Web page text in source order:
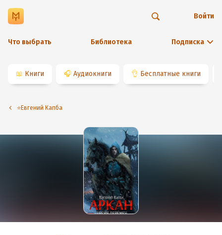
Что выбрать Библиотека Подписка
Войти
📖 Книги 🎧 Аудиокниги 👌 Бесплатные книги
⭐️Евгений Капба